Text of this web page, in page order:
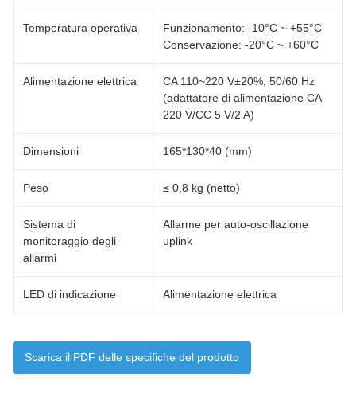
Temperatura operativa
Funzionamento: -10°C ~ +55°C
Conservazione: -20°C ~ +60°C
Alimentazione elettrica
CA 110~220 V±20%, 50/60 Hz
(adattatore di alimentazione CA
220 V/CC 5 V/2 A)
Dimensioni 165*130*40 (mm)
Peso ≤ 0,8 kg (netto)
Sistema di
monitoraggio degli
allarmi
Allarme per auto-oscillazione
uplink
LED di indicazione Alimentazione elettrica
Scarica il PDF delle specifiche del prodotto